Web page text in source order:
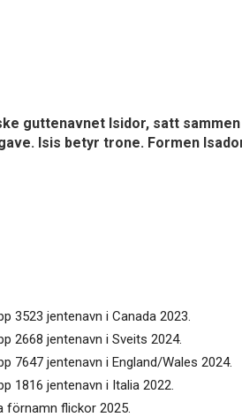
guttenavnet Isidor, satt
Isis betyr trone. Formen
3523 jentenavn i Canada 2023.
2668 jentenavn i Sveits 2024.
7647 jentenavn i England/Wales 2024.
1816 jentenavn i Italia 2022.
förnamn flickor 2025.